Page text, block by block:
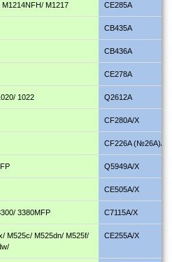
M1214NFH/ M1217 CE285A
CB435A
CB436A
CE278A
1022 Q2612A
CF280A/X
CF226A (№26A)/X
Q5949A/X
CE505A/X
3380MFP C7115A/X
M525c/ M525dn/ M525f/
CE255A/Х